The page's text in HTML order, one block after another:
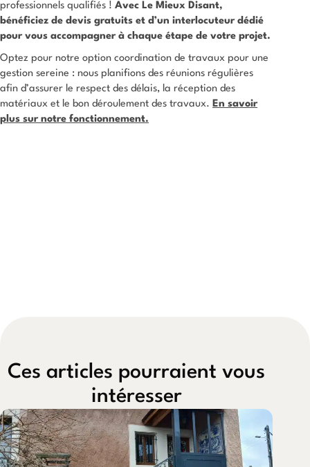
professionnels qualifiés ! Avec Le Mieux Disant,
bénéficiez de devis gratuits et d’un interlocuteur dédié
pour vous accompagner à chaque étape de votre projet.
Optez pour notre option coordination de travaux pour une
gestion sereine : nous planifions des réunions régulières
afin d’assurer le respect des délais, la réception des
matériaux et le bon déroulement des travaux. En savoir
plus sur notre fonctionnement.
Ces articles pourraient vous
intéresser